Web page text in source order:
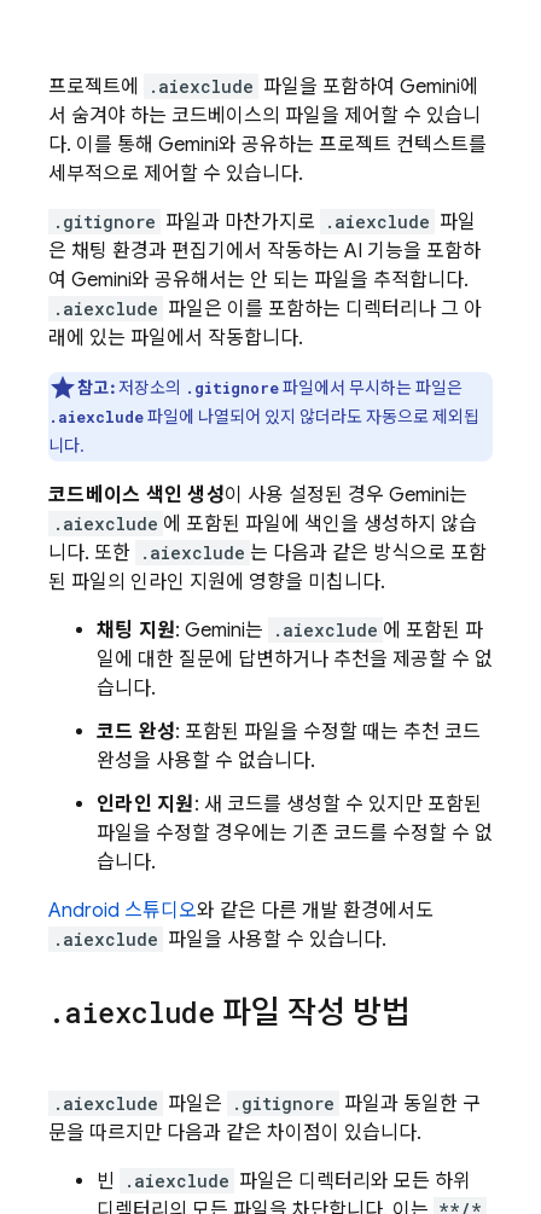
프로젝트에 .aiexclude 파일을 포함하여 Gemini에
서 숨겨야 하는 코드베이스의 파일을 제어할 수 있습니
다. 이를 통해 Gemini와 공유하는 프로젝트 컨텍스트를
세부적으로 제어할 수 있습니다.
.gitignore 파일과 마찬가지로 .aiexclude 파일
은 채팅 환경과 편집기에서 작동하는 AI 기능을 포함하
여 Gemini와 공유해서는 안 되는 파일을 추적합니다.
.aiexclude 파일은 이를 포함하는 디렉터리나 그 아
래에 있는 파일에서 작동합니다.
참고:저장소의 .gitignore파일에서 무시하는 파일은
.aiexclude파일에 나열되어 있지 않더라도 자동으로 제외됩
니다.
코드베이스 색인 생성이 사용 설정된 경우 Gemini는
.aiexclude 에 포함된 파일에 색인을 생성하지 않습
니다. 또한 .aiexclude 는 다음과 같은 방식으로 포함
된 파일의 인라인 지원에 영향을 미칩니다.
채팅 지원:Gemini는 .aiexclude 에 포함된 파
일에 대한 질문에 답변하거나 추천을 제공할 수 없
습니다.
코드 완성: 포함된 파일을 수정할 때는 추천 코드
완성을 사용할 수 없습니다.
인라인 지원: 새 코드를 생성할 수 있지만 포함된
파일을 수정할 경우에는 기존 코드를 수정할 수 없
습니다.
Android 스튜디오와 같은 다른 개발 환경에서도
.aiexclude 파일을 사용할 수 있습니다.
.aiexclude 파일 작성 방법
.aiexclude 파일은 .gitignore 파일과 동일한 구
문을 따르지만 다음과 같은 차이점이 있습니다.
빈
.aiexclude 파일은 디렉터리와 모든 하위